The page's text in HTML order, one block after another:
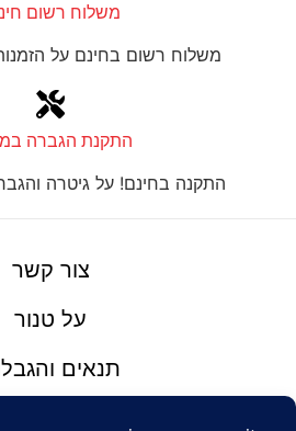
משלוח רשום חינם!
משלוח רשום בחינם על הזמנות מעל
התקנת הגברה
התקנה בחינם! על גיטרה והגברה
צור קשר
על טנור
תנאים והגבלות